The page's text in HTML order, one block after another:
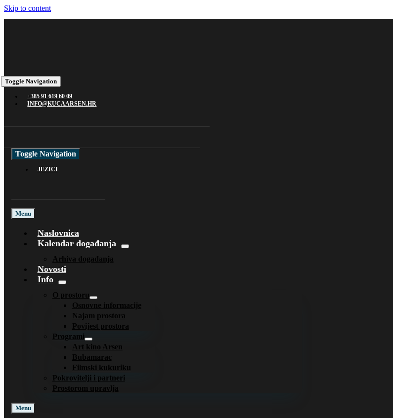
Skip to content
Toggle Navigation
+385 91 619 60 09
INFO@KUCAARSEN.HR
Toggle Navigation
JEZICI
Menu
Naslovnica
Kalendar događanja
Arhiva događanja
Novosti
Info
O prostoru
Osnovne informacije
Najam prostora
Povijest prostora
Programi
Art kino Arsen
Bubamarac
Filmski kukuriku
Pokrovitelji i partneri
Prostorom upravlja
Menu